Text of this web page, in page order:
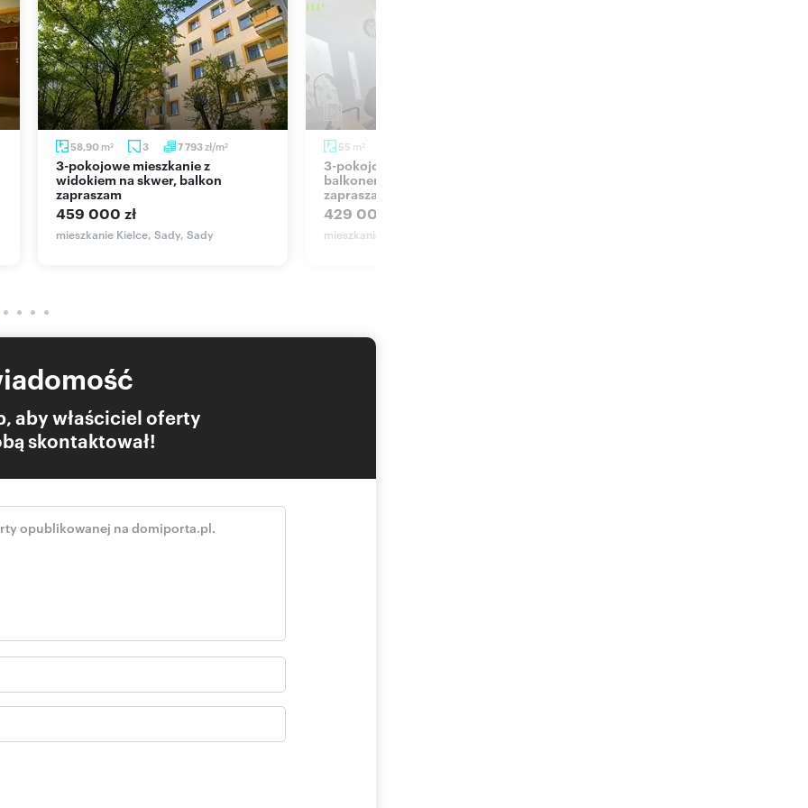
on-line nieruchomości? Skontaktuj się z naszym Agentem i
do rzetelnego prezentowania informacji o
danych przekazanych od osób trzecich. Niniejsza
i ma charakter wyłącznie informacyjny.
58,90 m2 3 7 793zł/m2
3-pokojowe mieszkanie z
widokiem na skwer, balkon
zapraszam
459 000 zł
mieszkanie Kielce, Sady, Sady
55 m 2
3-pokojowe mieszkanie z
balkonem w centrum Kielc
zapraszam
429 000 zł
mieszkanie Kielce, Centrum, Chęcińska
aby właściciel oferty
skontaktował!